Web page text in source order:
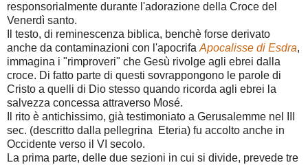
responsorialmente durante l'adorazione della Croce del
Venerdì santo.
Il testo, di reminescenza biblica, benchè forse derivato
anche da contaminazioni con l'apocrifa Apocalisse di Esdra,
immagina i "rimproveri" che Gesù rivolge agli ebrei dalla
croce. Di fatto parte di questi sovrappongono le parole di
Cristo a quelli di Dio stesso quando ricorda agli ebrei la
salvezza concessa attraverso Mosé.
Il rito è antichissimo, già testimoniato a Gerusalemme nel III
sec. (descritto dalla pellegrina Eteria) fu accolto anche in
Occidente verso il VI secolo.
La prima parte, delle due sezioni in cui si divide, prevede tre